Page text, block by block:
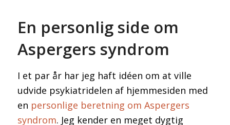
En personlig side om
Aspergers syndrom
I et par år har jeg haft idéen om at ville
udvide psykiatridelen af hjemmesiden med
en personlige beretning om Aspergers
syndrom. Jeg kender en meget dygtig